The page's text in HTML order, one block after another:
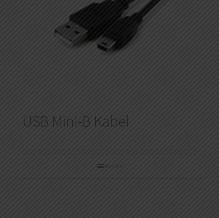
USB Mini-B Kabel
Details